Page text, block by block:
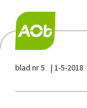
blad nr 5 1-5-2018